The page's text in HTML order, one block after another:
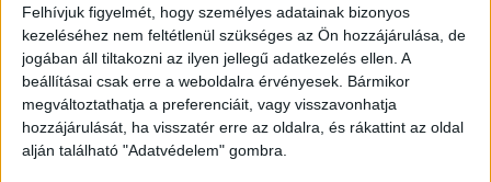
Felhívjuk figyelmét, hogy személyes adatainak bizonyos
kezeléséhez nem feltétlenül szükséges az Ön hozzájárulása, de
jogában áll tiltakozni az ilyen jellegű adatkezelés ellen. A
beállításai csak erre a weboldalra érvényesek. Bármikor
megváltoztathatja a preferenciáit, vagy visszavonhatja
hozzájárulását, ha visszatér erre az oldalra, és rákattint az oldal
alján található "Adatvédelem" gombra.
hosszútávon aláássák az online piacterekbe vetett
bizalmat is.
Több hasonló, akár a rendőrség látókörébe került
kibercsalásról szól az ESET kiberbiztonsági podcastjének
legfrissebb adása, ahol rendőrségi szakértő is beszélt a
csalók módszereiről, a védekezés szerepéről.